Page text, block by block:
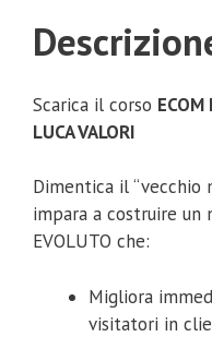
Scarica il corso
LUCA VALORI
Dimentica il “vecchio
impara a costruire un
EVOLUTO che:
Migliora
visitatori in